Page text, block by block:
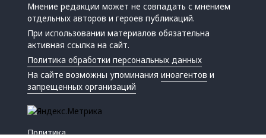
Мнение редакции может не совпадать с мнением
отдельных авторов и героев публикаций.
При использовании материалов обязательна
активная ссылка на сайт.
Политика обработки персональных данных
На сайте возможны упоминанияиноагентов и
запрещенных организаций
Политика